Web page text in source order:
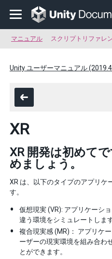
マニュアル スクリプトリファレ
Unity ユーザーマニュアル (2019.4
XR
XR 開発は初めて
めましょう。
XR は、以下のタイプのアプリケ
す。
仮想現実 (VR): アプリケーシ
違う環境をシミュレートします
複合現実感 (MR)： アプリケ
ーザーの現実環境を組み合わ
とができます。